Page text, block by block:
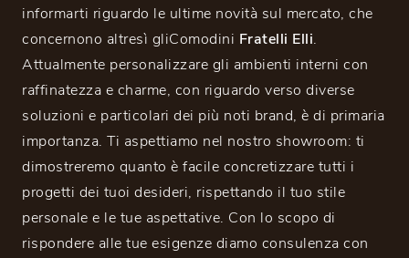
informarti riguardo le ultime novità sul mercato, che
concernono altresì gliComodini Fratelli Elli.
Attualmente personalizzare gli ambienti interni con
raffinatezza e charme, con riguardo verso diverse
soluzioni e particolari dei più noti brand, è di primaria
importanza. Ti aspettiamo nel nostro showroom: ti
dimostreremo quanto è facile concretizzare tutti i
progetti dei tuoi desideri, rispettando il tuo stile
personale e le tue aspettative. Con lo scopo di
rispondere alle tue esigenze diamo consulenza con